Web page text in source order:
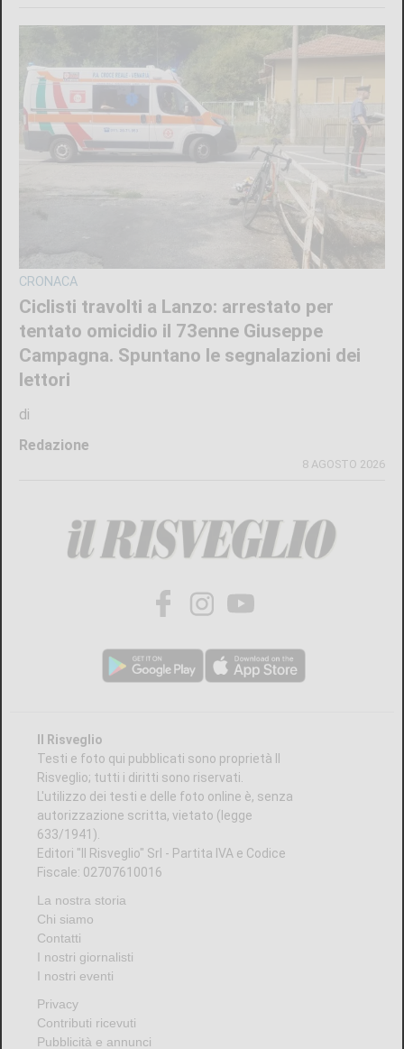
CRONACA
Ciclisti travolti a Lanzo: arrestato per
tentato omicidio il 73enne Giuseppe
Campagna. Spuntano le segnalazioni dei
lettori
di
Redazione
8 AGOSTO 2026
Il Risveglio
Testi e foto qui pubblicati sono proprietà Il
Risveglio; tutti i diritti sono riservati.
L'utilizzo dei testi e delle foto online è, senza
autorizzazione scritta, vietato (legge
633/1941).
Editori "Il Risveglio" Srl - Partita IVA e Codice
Fiscale: 02707610016
La nostra storia
Chi siamo
Contatti
I nostri giornalisti
I nostri eventi
Privacy
Contributi ricevuti
Pubblicità e annunci